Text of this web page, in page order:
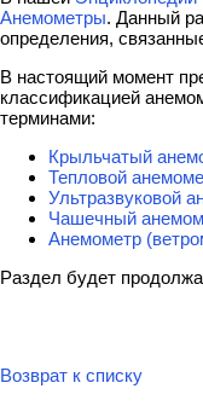
Анемометры. Данный
определения,
В настоящий момент
классификацией
терминами:
Крыльчатый
Тепловой
Ультразвуковой
Чашечный
Анемометр
Раздел будет
Возврат к списку